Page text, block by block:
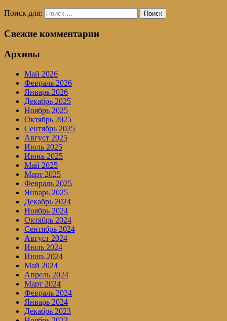
Поиск для: Поиск
Свежие комментарии
Архивы
Май 2026
Февраль 2026
Январь 2026
Декабрь 2025
Ноябрь 2025
Октябрь 2025
Сентябрь 2025
Август 2025
Июль 2025
Июнь 2025
Май 2025
Март 2025
Февраль 2025
Январь 2025
Декабрь 2024
Ноябрь 2024
Октябрь 2024
Сентябрь 2024
Август 2024
Июль 2024
Июнь 2024
Май 2024
Апрель 2024
Март 2024
Февраль 2024
Январь 2024
Декабрь 2023